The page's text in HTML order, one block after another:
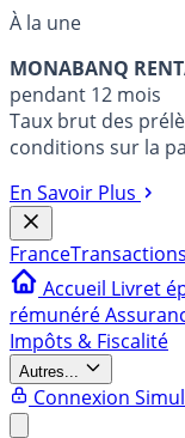
À la une
MONABANQ
pendant 12 mois
Taux brut des
conditions sur la
En Savoir Plus
France
Accueil Livret
rémunéré
Impôts & Fiscalité
Autres...
Connexion